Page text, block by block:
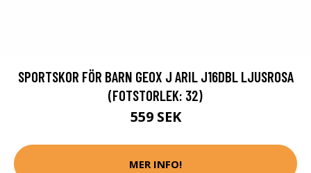
SPORTSKOR FÖR BARN GEOX J ARIL J16DBL LJUSROSA
(FOTSTORLEK: 32)
559 SEK
MER INFO!